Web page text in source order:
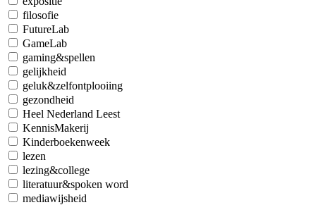
filosofie
FutureLab
GameLab
gaming&spellen
gelijkheid
geluk&zelfontplooiing
gezondheid
Heel Nederland Leest
KennisMakerij
Kinderboekenweek
lezen
lezing&college
literatuur&spoken word
mediawijsheid